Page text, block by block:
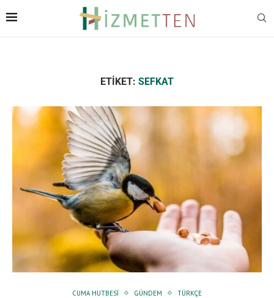
ETIKET: SEFKAT
CUMA HUTBESI GÜNDEM TÜRKÇE